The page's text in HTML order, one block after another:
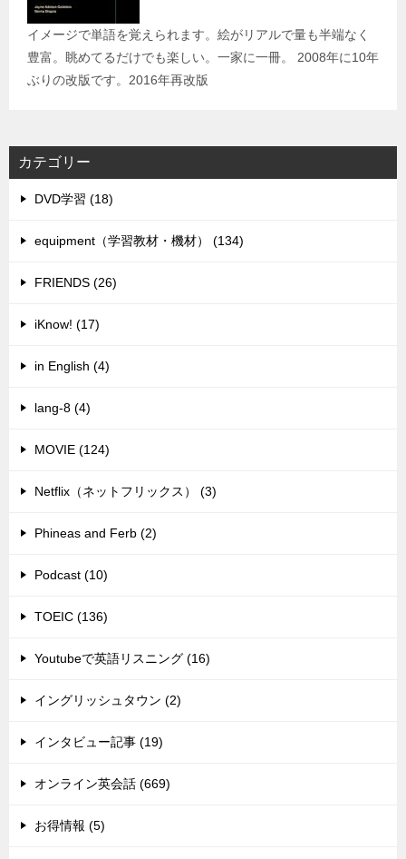
イメージで単語を覚えられます。絵がリアルで量も半端なく
豊富。眺めてるだけでも楽しい。一家に一冊。 2008年に10年
ぶりの改版です。2016年再改版
カテゴリー
DVD学習 (18)
equipment（学習教材・機材） (134)
FRIENDS (26)
iKnow! (17)
in English (4)
lang-8 (4)
MOVIE (124)
Netflix（ネットフリックス） (3)
Phineas and Ferb (2)
Podcast (10)
TOEIC (136)
Youtubeで英語リスニング (16)
イングリッシュタウン (2)
インタビュー記事 (19)
オンライン英会話 (669)
お得情報 (5)